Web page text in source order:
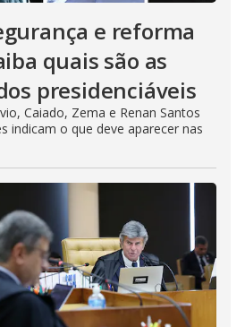
e reforma
quais são as
presidenciáveis
Caiado, Zema e Renan Santos
indicam o que deve aparecer nas